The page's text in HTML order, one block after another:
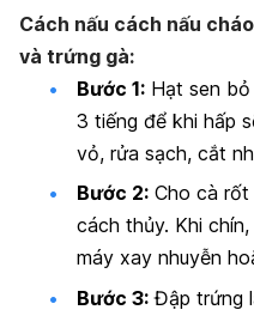
Cách nấu cách nấu
và trứng gà:
Bước 1: Hạt sen
3 tiếng để khi hấp
vỏ, rửa sạch, cắt
Bước 2: Cho cà
cách thủy. Khi
máy xay nhuyễn
Bước 3: Đập trứng